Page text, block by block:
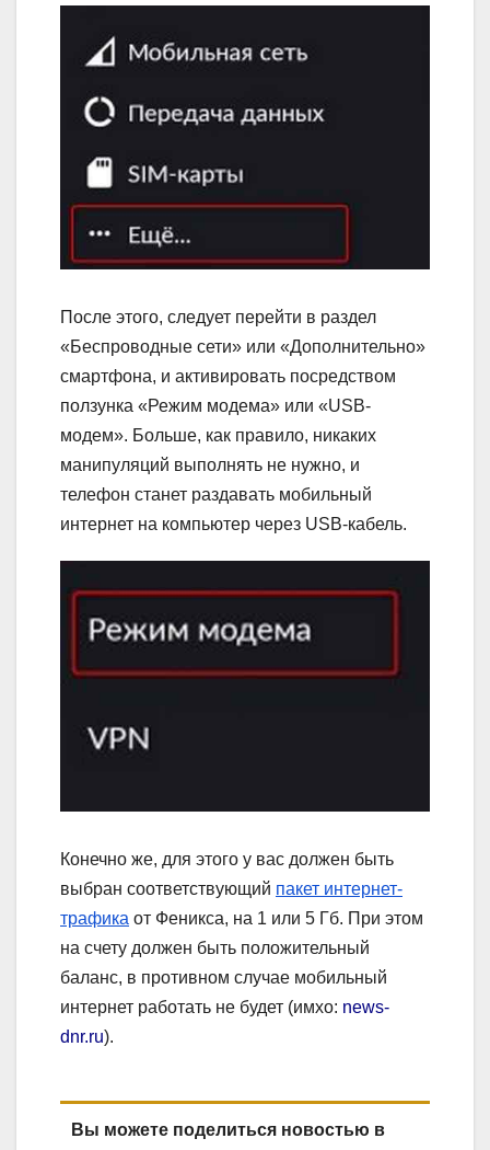
После этого, следует перейти в раздел
«Беспроводные сети» или «Дополнительно»
смартфона, и активировать посредством
ползунка «Режим модема» или «USB-
модем». Больше, как правило, никаких
манипуляций выполнять не нужно, и
телефон станет раздавать мобильный
интернет на компьютер через USB-кабель.
Конечно же, для этого у вас должен быть
выбран соответствующий пакет интернет-
трафика от Феникса, на 1 или 5 Гб. При этом
на счету должен быть положительный
баланс, в противном случае мобильный
интернет работать не будет (имхо: news-
dnr.ru).
Вы можете поделиться новостью в